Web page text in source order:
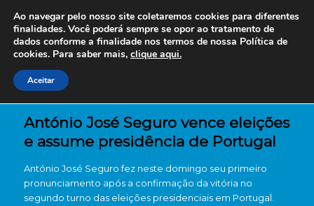
António José Seguro vence eleições
e assume presidência de Portugal
António José Seguro fez neste domingo seu primeiro
pronunciamento após a confirmação da vitória no
segundo turno das eleições presidenciais em Portugal.
Ao navegar pelo nosso site coletaremos cookies para diferentes
finalidades. Você poderá sempre se opor ao tratamento de
dados conforme a finalidade nos termos de nossa Política de
cookies. Para saber mais, clique aqui.
Aceitar